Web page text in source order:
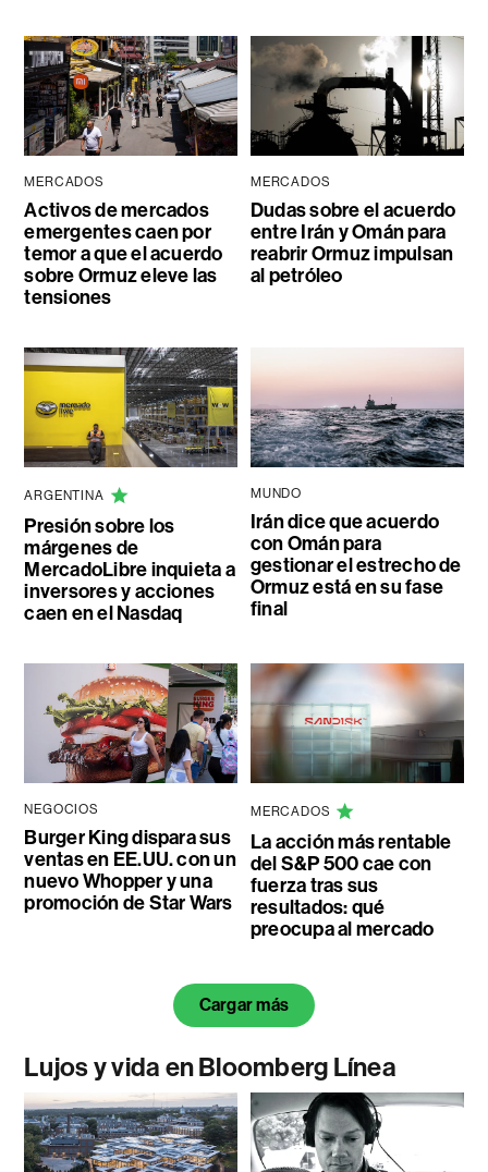
MERCADOS
Activos de mercados
emergentes caen por
temor a que el acuerdo
sobre Ormuz eleve las
tensiones
MERCADOS
Dudas sobre el acuerdo
entre Irán y Omán para
reabrir Ormuz impulsan
al petróleo
ARGENTINA
Presión sobre los
márgenes de
MercadoLibre inquieta a
inversores y acciones
caen en el Nasdaq
MUNDO
Irán dice que acuerdo
con Omán para
gestionar el estrecho de
Ormuz está en su fase
final
NEGOCIOS
Burger King dispara sus
ventas en EE.UU. con un
nuevo Whopper y una
promoción de Star Wars
MERCADOS
La acción más rentable
del S&P 500 cae con
fuerza tras sus
resultados: qué
preocupa al mercado
Cargar más
Lujos y vida en Bloomberg Línea